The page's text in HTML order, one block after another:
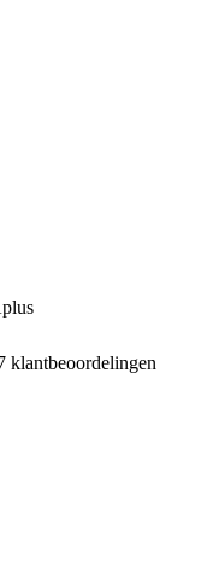
klantbeoordelingen